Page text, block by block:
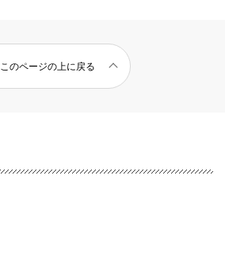
このページの上に戻る